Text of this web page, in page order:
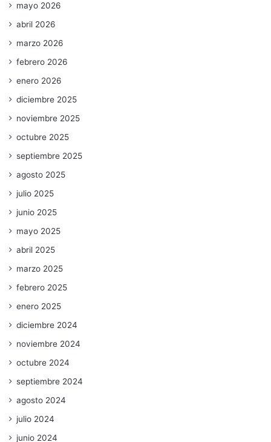
mayo 2026
abril 2026
marzo 2026
febrero 2026
enero 2026
diciembre 2025
noviembre 2025
octubre 2025
septiembre 2025
agosto 2025
julio 2025
junio 2025
mayo 2025
abril 2025
marzo 2025
febrero 2025
enero 2025
diciembre 2024
noviembre 2024
octubre 2024
septiembre 2024
agosto 2024
julio 2024
junio 2024